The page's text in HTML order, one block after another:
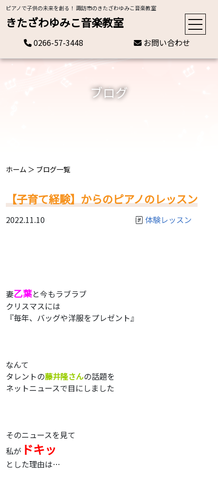
ピアノで子供の未来を創る！ 諏訪市のきたざわゆみこ音楽教室
きたざわゆみこ音楽教室
0266-57-3448 お問い合わせ
ブログ
ホーム ＞ ブログ一覧
【子育て経験】からのピアノのレッスン
2022.11.10 体験レッスン
妻乙葉と今もラブラブ
クリスマスには
『毎年、バッグや洋服をプレゼント』
なんて
タレントの藤井隆さんの話題を
ネットニュースで目にしました
そのニュースを見て
私が ドキッ
とした理由は…